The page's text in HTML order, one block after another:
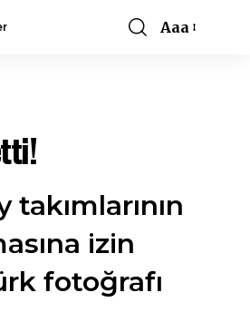
Font
Aaa
izin
fotoğrafı